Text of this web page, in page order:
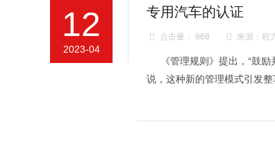
12
2023-04
专用汽车的认证
 点击量： 968  来源：程
《管理规则》提出，“鼓励
说，这种新的管理模式引发